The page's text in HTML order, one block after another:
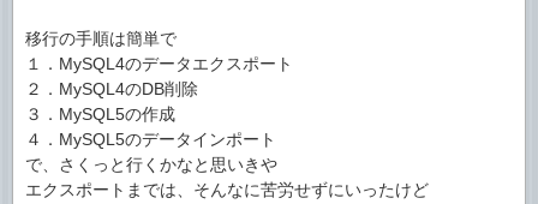
移行の手順は簡単で
１．MySQL4のデータエクスポート
２．MySQL4のDB削除
３．MySQL5の作成
４．MySQL5のデータインポート
で、さくっと行くかなと思いきや
エクスポートまでは、そんなに苦労せずにいったけど